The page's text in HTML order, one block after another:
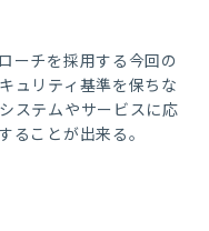
ーチを採用する今回の
ュリティ基準を保ちな
ステムやサービスに応
ることが出来る。